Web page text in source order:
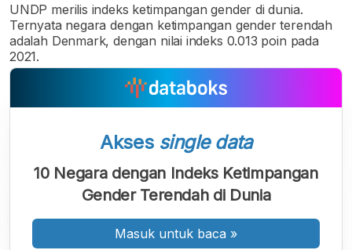
UNDP merilis indeks ketimpangan gender di dunia.
Ternyata negara dengan ketimpangan gender terendah
adalah Denmark, dengan nilai indeks 0.013 poin pada
2021.
Akses single data
10 Negara dengan Indeks Ketimpangan
Gender Terendah di Dunia
Masuk untuk baca »